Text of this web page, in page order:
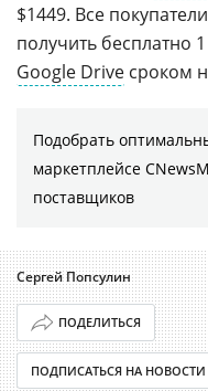
$1449. Все
получить бесплатно
Google Drive сроком
Подобрать
маркетплейсе
поставщиков
Сергей Попсулин
ПОДЕЛИТЬСЯ
ПОДПИСАТЬСЯ НА НОВОСТИ